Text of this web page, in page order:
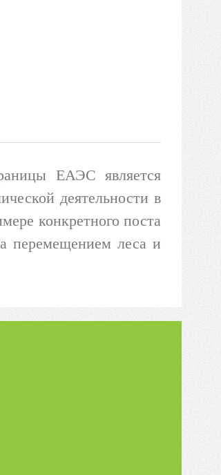
ЕАЭС является
деятельности в
конкретного поста
перемещением леса и